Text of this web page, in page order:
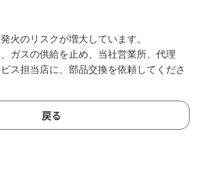
火のリスクが増大しています。
ガスの供給を止め、当社営業所、代理
ス担当店に、部品交換を依頼してくださ
戻る